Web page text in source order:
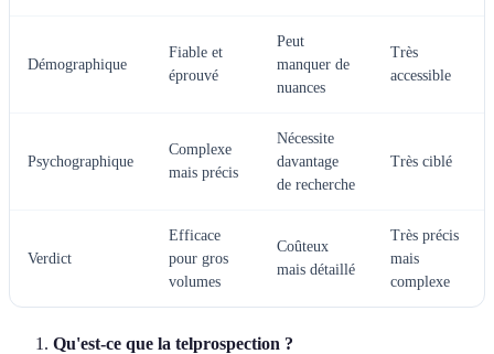
Démographique
Fiable et
éprouvé
Peut
manquer de
nuances
Très
accessible
Psychographique
Complexe
mais précis
Nécessite
davantage
de recherche
Très ciblé
Verdict
Efficace
pour gros
volumes
Coûteux
mais détaillé
Très précis
mais
complexe
Qu'est-ce que la telprospection ?